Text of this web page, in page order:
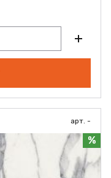
арт. -
%